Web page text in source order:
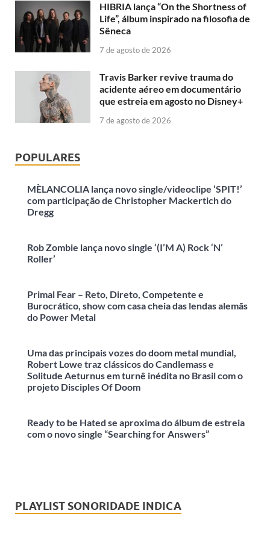
HIBRIA lança “On the Shortness of
Life”, álbum inspirado na filosofia de
Sêneca
7 de agosto de 2026
Travis Barker revive trauma do
acidente aéreo em documentário
que estreia em agosto no Disney+
7 de agosto de 2026
POPULARES
MÈLANCOLIA lança novo single/videoclipe ‘SPIT!’
com participação de Christopher Mackertich do
Dregg
Rob Zombie lança novo single ‘(I’M A) Rock ‘N’
Roller’
Primal Fear – Reto, Direto, Competente e
Burocrático, show com casa cheia das lendas alemãs
do Power Metal
Uma das principais vozes do doom metal mundial,
Robert Lowe traz clássicos do Candlemass e
Solitude Aeturnus em turnê inédita no Brasil com o
projeto Disciples Of Doom
Ready to be Hated se aproxima do álbum de estreia
com o novo single “Searching for Answers”
PLAYLIST SONORIDADE INDICA